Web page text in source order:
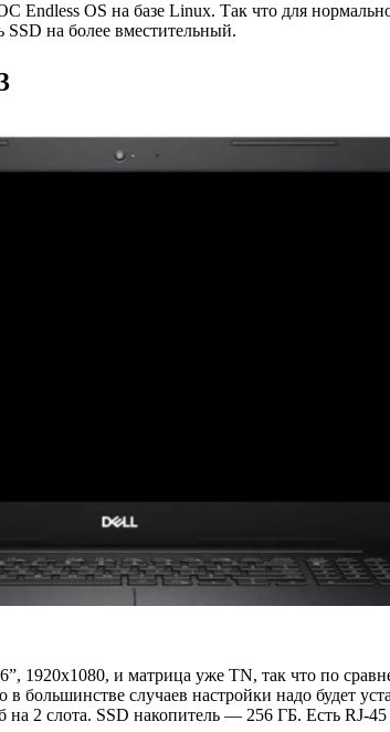
Endless OS на базе Linux. Так что для
SSD на более вместительный.
1920х1080, и матрица уже TN, так что по
в большинстве случаев настройки надо будет
2 слота. SSD накопитель — 256 ГБ. Есть RJ-45